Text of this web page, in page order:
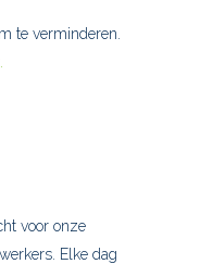
te verminderen.
voor onze
Elke dag